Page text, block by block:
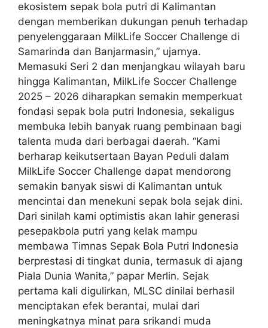
ekosistem sepak bola putri di Kalimantan
dengan memberikan dukungan penuh terhadap
penyelenggaraan MilkLife Soccer Challenge di
Samarinda dan Banjarmasin,” ujarnya.
Memasuki Seri 2 dan menjangkau wilayah baru
hingga Kalimantan, MilkLife Soccer Challenge
2025 – 2026 diharapkan semakin memperkuat
fondasi sepak bola putri Indonesia, sekaligus
membuka lebih banyak ruang pembinaan bagi
talenta muda dari berbagai daerah. “Kami
berharap keikutsertaan Bayan Peduli dalam
MilkLife Soccer Challenge dapat mendorong
semakin banyak siswi di Kalimantan untuk
mencintai dan menekuni sepak bola sejak dini.
Dari sinilah kami optimistis akan lahir generasi
pesepakbola putri yang kelak mampu
membawa Timnas Sepak Bola Putri Indonesia
berprestasi di tingkat dunia, termasuk di ajang
Piala Dunia Wanita,” papar Merlin. Sejak
pertama kali digulirkan, MLSC dinilai berhasil
menciptakan efek berantai, mulai dari
meningkatnya minat para srikandi muda